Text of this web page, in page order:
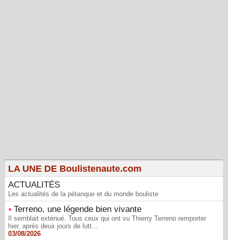
LA UNE DE Boulistenaute.com
ACTUALITÉS
Les actualités de la pétanque et du monde bouliste
Terreno, une légende bien vivante
Il semblait exténué. Tous ceux qui ont vu Thierry Terreno remporter
hier, après deux jours de lutt...
03/08/2026